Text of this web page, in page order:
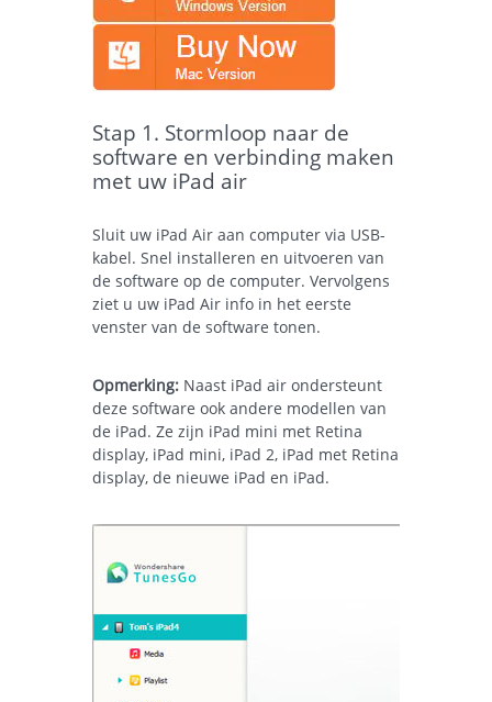
Stap 1. Stormloop naar de
software en verbinding maken
met uw iPad air
Sluit uw iPad Air aan computer via USB-
kabel. Snel installeren en uitvoeren van
de software op de computer. Vervolgens
ziet u uw iPad Air info in het eerste
venster van de software tonen.
Opmerking: Naast iPad air ondersteunt
deze software ook andere modellen van
de iPad. Ze zijn iPad mini met Retina
display, iPad mini, iPad 2, iPad met Retina
display, de nieuwe iPad en iPad.